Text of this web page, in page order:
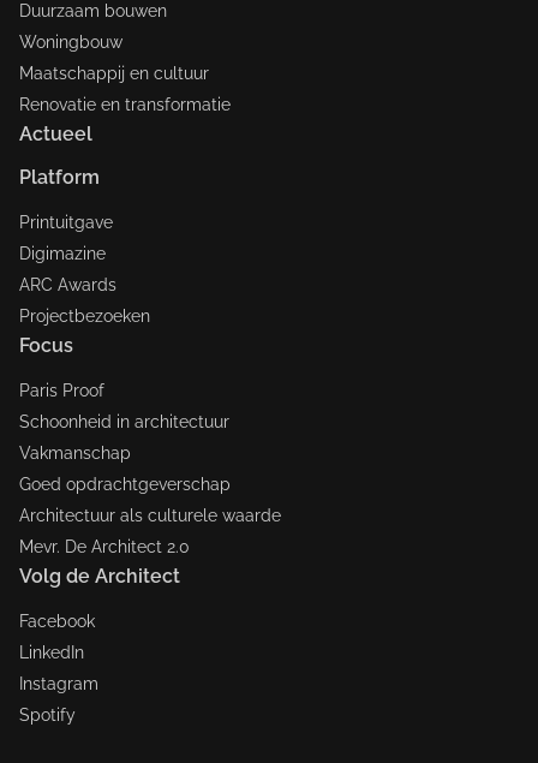
Duurzaam bouwen
Woningbouw
Maatschappij en cultuur
Renovatie en transformatie
Actueel
Platform
Printuitgave
Digimazine
ARC Awards
Projectbezoeken
Focus
Paris Proof
Schoonheid in architectuur
Vakmanschap
Goed opdrachtgeverschap
Architectuur als culturele waarde
Mevr. De Architect 2.0
Volg de Architect
Facebook
LinkedIn
Instagram
Spotify